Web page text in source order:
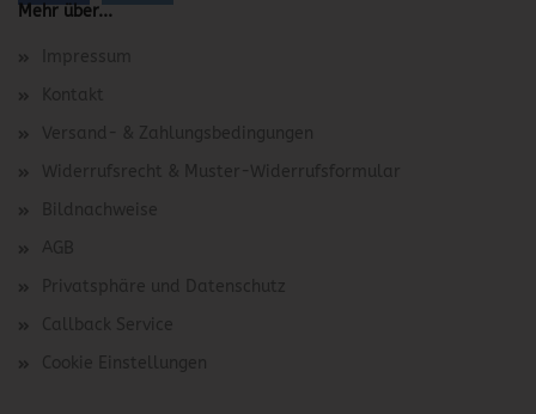
Mehr über...
Impressum
Kontakt
Versand- & Zahlungsbedingungen
Widerrufsrecht & Muster-Widerrufsformular
Bildnachweise
AGB
Privatsphäre und Datenschutz
Callback Service
Cookie Einstellungen